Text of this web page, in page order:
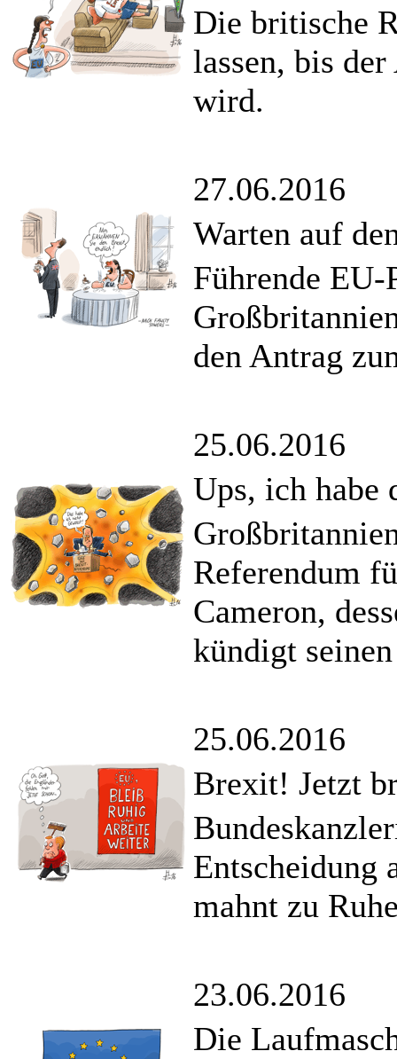
Die britische
lassen, bis
wird.
27.06.2016
Warten auf
Führende
den Antrag
25.06.2016
Ups, ich habe
Referendum
Cameron,
kündigt
25.06.2016
Brexit! Jetzt
Entscheidung
mahnt zu
23.06.2016
Die